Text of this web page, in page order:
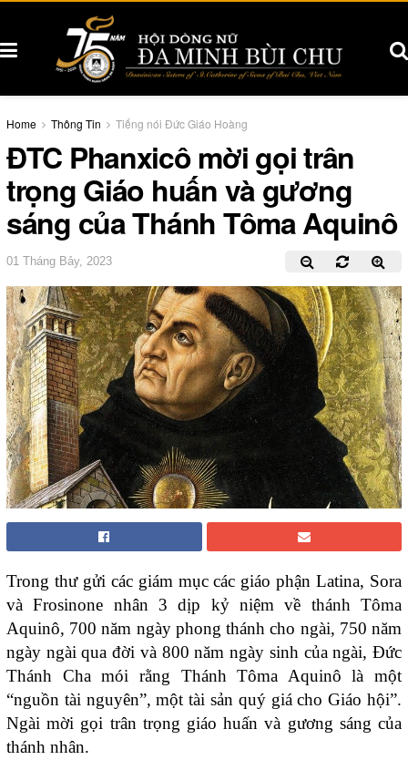
Home Thông Tin Tiếng nói Đức Giáo Hoàng
ĐTC Phanxicô mời gọi trân
trọng Giáo huấn và gương
sáng của Thánh Tôma Aquinô
01 Tháng Bảy, 2023
Trong thư gửi các giám mục các giáo phận Latina, Sora
và Frosinone nhân 3 dịp kỷ niệm về thánh Tôma
Aquinô, 700 năm ngày phong thánh cho ngài, 750 năm
ngày ngài qua đời và 800 năm ngày sinh của ngài, Đức
Thánh Cha mói rằng Thánh Tôma Aquinô là một
“nguồn tài nguyên”, một tài sản quý giá cho Giáo hội”.
Ngài mời gọi trân trọng giáo huấn và gương sáng của
thánh nhân.